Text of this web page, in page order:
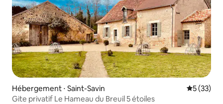
Hébergement ⋅ Saint-Savin
5 (33)
Gite privatif Le Hameau du Breuil 5 étoiles